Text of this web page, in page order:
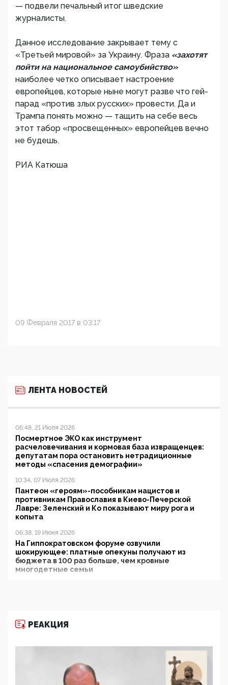
— подвели печальный итог шведские
журналисты.
Данное исследование закрывает тему с
«Третьей мировой» за Украину. Фраза «захотят
пойти на национальное самоубийство»
наиболее четко описывает настроение
европейцев, которые ныне могут разве что гей-
парад «против злых русских» провести. Да и
Трампа понять можно — тащить на себе весь
этот табор «просвещенных» европейцев вечно
не будешь.
РИА Катюша
09 Февраля 2017 в 03:17
ЛЕНТА НОВОСТЕЙ
06:48, 21 Июля 2026
Посмертное ЭКО как инструмент
расчеловечивания и кормовая база извращенцев:
депутатам пора остановить нетрадиционные
методы «спасения демографии»
10:34, 07 Июля 2026
Пантеон «героям»-пособникам нацистов и
противникам Православия в Киево-Печерской
Лавре: Зеленский и Ко показывают миру рога и
копыта
06:38, 19 Июня 2026
На Гиппократовском форуме озвучили
шокирующее: платные опекуны получают из
бюджета в 100 раз больше, чем кровные
многодетные семьи
11:53, 09 Июня 2026
деятельность ИИТО ЮНЕСКО в России, но
цифроглобалисты продолжают определять
повестку в образовании
09:43, 01 Июня 2026
РЕАКЦИЯ